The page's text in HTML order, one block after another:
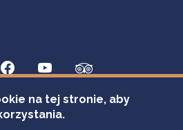
na tej stronie, aby